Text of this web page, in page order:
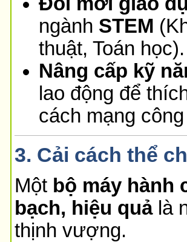
ngành STEM
thuật, Toán học).
Nâng cấp kỹ
lao động để
cách mạng
3. Cải cách thể
Một bộ máy hành
bạch, hiệu quảlà
thịnh vượng.